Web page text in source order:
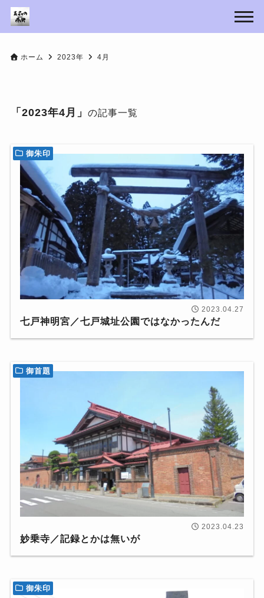
ホーム 2023年 4月
「2023年4月」 の記事一覧
2023.04.27
七戸神明宮／七戸城址公園ではなかったんだ
御朱印
2023.04.23
妙乗寺／記録とかは無いが
御首題
御朱印